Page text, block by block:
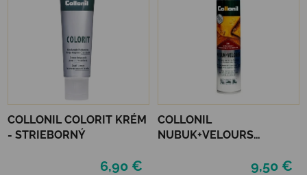
COLLONIL COLORIT KRÉM
- STRIEBORNÝ
6,90 €
COLLONIL
NUBUK+VELOURS
9,50 €